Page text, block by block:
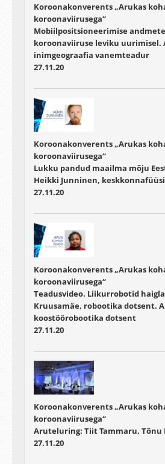
Koroonakonverents „Arukas
koroonaviirusega“
Mobiilpositsioneerimise
koroonaviiruse leviku uurimisel.
inimgeograafia vanemteadur
27.11.20
Koroonakonverents „Arukas
koroonaviirusega“
Lukku pandud maailma mõju
Heikki Junninen,
27.11.20
Koroonakonverents „Arukas
koroonaviirusega“
Teadusvideo. Liikurrobotid
Kruusamäe, robootika dotsent.
koostöörobootika dotsent
27.11.20
Koroonakonverents „Arukas
koroonaviirusega“
Aruteluring: Tiit Tammaru, Tõnu
27.11.20